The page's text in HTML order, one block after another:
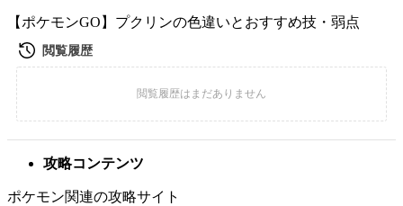
【ポケモンGO】プクリンの色違いとおすすめ技・弱点
攻略コンテンツ
ポケモン関連の攻略サイト